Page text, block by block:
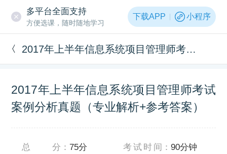
多平台全面支持
方便选课，随时随地学习
下载APP 小程序
2017年上半年信息系统项目管理师考试案例分析真题（专业解析+参考答案）
2017年上半年信息系统项目管理师考试
案例分析真题（专业解析+参考答案）
总分 ：75分 考试时间 ：90分钟